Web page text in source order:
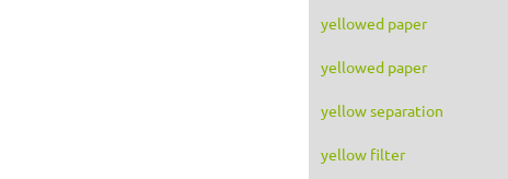
yellowed paper
yellowed paper
yellow separation
yellow filter